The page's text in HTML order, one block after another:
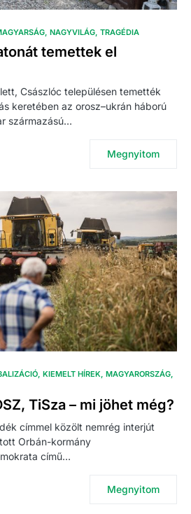
NAGYVILÁG TRAGÉDIA
temettek el
Császlóc településen temették
keretében az orosz–ukrán háború
származású…
Megnyitom
KIEMELT HÍREK MAGYARORSZÁG
TiSza – mi jöhet még?
címmel közölt nemrég interjút
Orbán-kormány
című…
Megnyitom